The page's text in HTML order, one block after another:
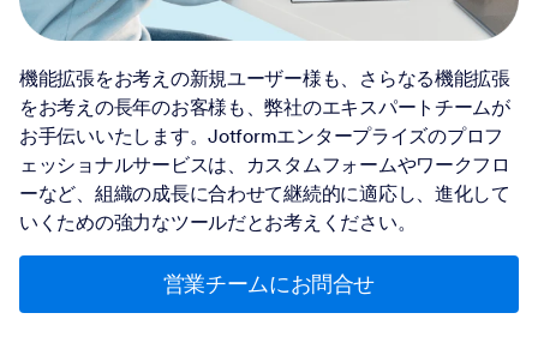
機能拡張をお考えの新規ユーザー様も、さらなる機能拡張
をお考えの長年のお客様も、弊社のエキスパートチームが
お手伝いいたします。Jotformエンタープライズのプロフ
ェッショナルサービスは、カスタムフォームやワークフロ
ーなど、組織の成長に合わせて継続的に適応し、進化して
いくための強力なツールだとお考えください。
営業チームにお問合せ